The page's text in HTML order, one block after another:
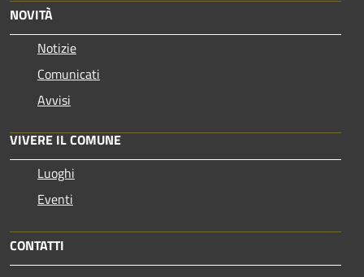
NOVITÀ
Notizie
Comunicati
Avvisi
VIVERE IL COMUNE
Luoghi
Eventi
CONTATTI